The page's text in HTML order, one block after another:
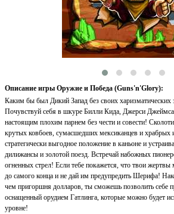
Описание игры Оружие и Победа (Guns'n'Glory):
Каким бы был Дикий Запад без своих
Почувствуй себя в шкуре Билли Кида, Джерси Джеймса
настоящим плохим парнем без чести и совести!
крутых ковбоев, сумасшедших мексиканцев и храбрых
стратегически выгодное положение в каньоне и
дилижансы и золотой поезд. Встречай набожных
огненных стрел! Если тебе покажется, что твои жертвы
до самого конца и не дай им предупредить Шерифа!
чем пригоршня долларов, ты сможешь позволить себе
оснащенный орудием Гатлинга, которые можно будет
уровне!